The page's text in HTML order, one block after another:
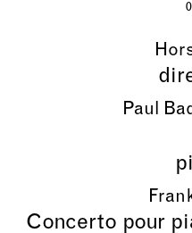
Paul
Concerto pour